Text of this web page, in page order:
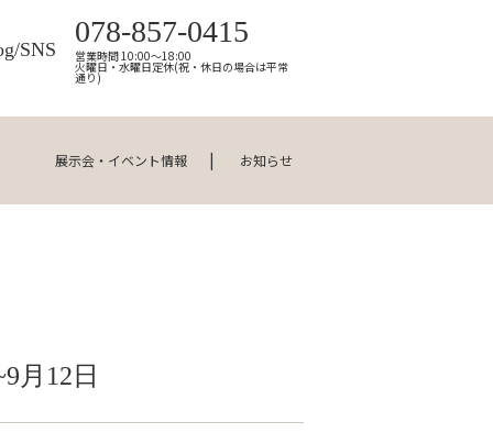
SNS
078-857-0415
営業時間 10:00～18:00
火曜日・水曜日定休(祝・休日の場合は平常
通り)
展示会・イベント情報 お知らせ
月12日